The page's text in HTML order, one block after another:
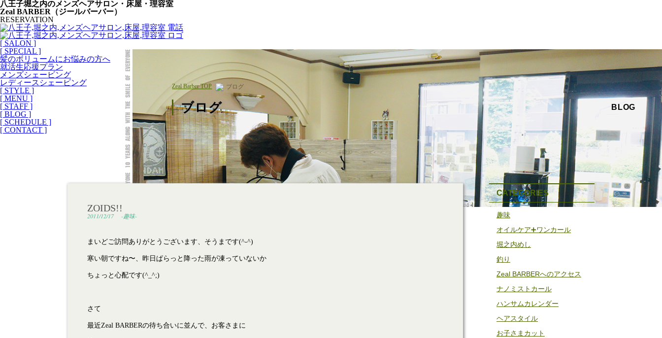
八王子堀之内のメンズヘアサロン・床屋・理容室
Zeal BARBER（ジールバーバー）
RESERVATION
[ SALON ]
[ SPECIAL ]
髪のボリュームにお悩みの方へ
就活生応援プラン
メンズシェービング
レディースシェービング
[ STYLE ]
[ MENU ]
[ STAFF ]
[ BLOG ]
[ SCHEDULE ]
[ CONTACT ]
Zeal Barber TOP ブログ
ブログ BLOG
ZOIDS!!
2011/12/17 -趣味-
まいどご訪問ありがとうございます、そうまです(^-^)
寒い朝ですね〜、昨日ぱらっと降った雨が凍っていないか
ちょっと心配です(^_^;)
さて
最近Zeal BARBERの待ち合いに並んで、お客さまに
CATEGORIES
趣味
オイルケア➕ワンカール
堀之内めし
釣り
Zeal BARBERへのアクセス
ナノミストカール
ハンサムカレンダー
ヘアスタイル
お子さまカット